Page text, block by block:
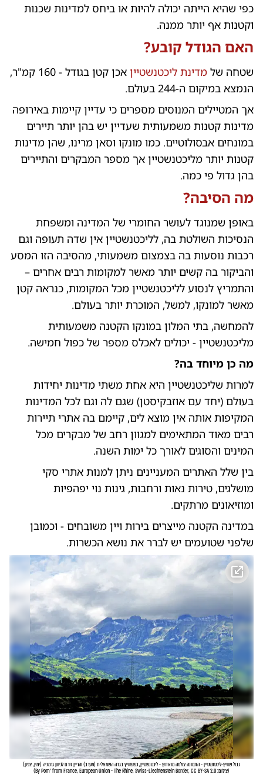
כפי שהיא הייתה יכולה להיות או ביחס למדינות שכנות
וקטנות אף יותר ממנה.
האם הגודל קובע?
שטחה של מדינת ליכטנשטיין
אכן קטן בגודל - 160 קמ"ר,
הנמצא במיקום ה-244 בעולם.
אך המטיילים המנוסים מספרים כי עדיין קיימות באירופה
מדינות קטנות משמעותית שעדיין יש בהן יותר תיירים
במונחים אבסולוטיים. כמו מונקו וסאן מרינו, שהן מדינות
קטנות יותר מליכטנשטיין אך מספר המבקרים והתיירים
בהן גדול פי כמה.
מה הסיבה?
באופן שמנוגד לעושר החומרי של המדינה ומשפחת
הנסיכות השולטת בה, לליכטנשטיין אין שדה תעופה וגם
רכבות נוסעות בה בצמצום משמעותי, מהסיבה הזו המסע
והביקור בה קשים יותר מאשר למקומות רבים אחרים –
והתמריץ לנסוע לליכטנשטיין מכל המקומות, כנראה קטן
מאשר למונקו, למשל, המוכרת יותר בעולם.
להמחשה, בתי המלון במונקו הקטנה משמעותית
מליכטנשטיין - יכולים לאכלס מספר של כפול חמישה.
מה כן מיוחד בה?
למרות שליכטנשטיין היא אחת משתי מדינות יחידות
בעולם (יחד עם אוזבקיסטן) שגם לה וגם לכל המדינות
המקיפות אותה אין מוצא לים, קיימם בה אתרי תיירות
רבים מאוד המתאימים למגוון רחב של מבקרים מכל
המינים והסוגים לאורך כל ימות השנה.
בין שלל האתרים המעניינים ניתן למנות אתרי סקי
מושלגים, טירות נאות ורחבות, גינות נוי יפהפיות
ומוזיאונים מרתקים.
במדינה הקטנה מייצרים בירות ויין משובחים - וכמובן
שלפני שטועמים יש לברר את נושא הכשרות.
גבול שוויץ-ליכטנשטיין - התמונה צולמה מואדוץ - ליכטנשטיין, כששוויץ בגדה השמאלית (מערב) והריין זורם לכיוון גרמניה (ימין, צפון)
(צילום: By Pom' from France, European Union - The Rhine, Swiss-Liechtenstein Border, CC BY-SA 2.0 )